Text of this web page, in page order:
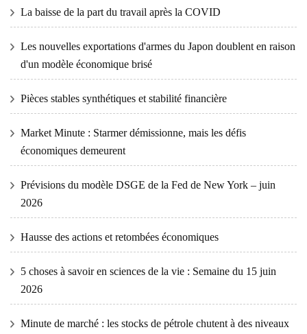
La baisse de la part du travail après la COVID
Les nouvelles exportations d'armes du Japon doublent en raison
d'un modèle économique brisé
Pièces stables synthétiques et stabilité financière
Market Minute : Starmer démissionne, mais les défis
économiques demeurent
Prévisions du modèle DSGE de la Fed de New York – juin
2026
Hausse des actions et retombées économiques
5 choses à savoir en sciences de la vie : Semaine du 15 juin
2026
Minute de marché : les stocks de pétrole chutent à des niveaux